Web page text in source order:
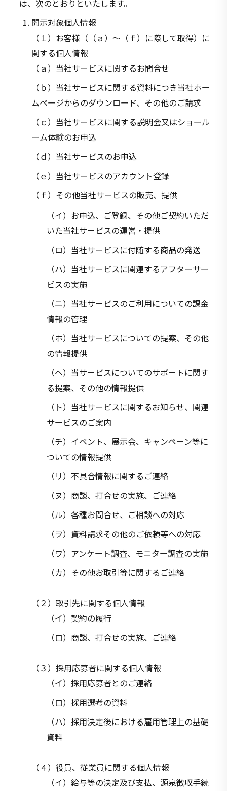
は、次のとおりといたします。
開示対象個人情報
（１）お客様（（ａ）～（ｆ）に際して取得）に
関する個人情報
（ａ）当社サービスに関するお問合せ
（ｂ）当社サービスに関する資料につき当社ホー
ムページからのダウンロード、その他のご請求
（ｃ）当社サービスに関する説明会又はショール
ーム体験のお申込
（ｄ）当社サービスのお申込
（ｅ）当社サービスのアカウント登録
（ｆ）その他当社サービスの販売、提供
（イ）お申込、ご登録、その他ご契約いただ
いた当社サービスの運営・提供
（ロ）当社サービスに付随する商品の発送
（ハ）当社サービスに関連するアフターサー
ビスの実施
（ニ）当社サービスのご利用についての課金
情報の管理
（ホ）当社サービスについての提案、その他
の情報提供
（ヘ）当サービスについてのサポートに関す
る提案、その他の情報提供
（ト）当社サービスに関するお知らせ、関連
サービスのご案内
（チ）イベント、展示会、キャンペーン等に
ついての情報提供
（リ）不具合情報に関するご連絡
（ヌ）商談、打合せの実施、ご連絡
（ル）各種お問合せ、ご相談への対応
（ヲ）資料請求その他のご依頼等への対応
（ワ）アンケート調査、モニター調査の実施
（カ）その他お取引等に関するご連絡
（２）取引先に関する個人情報
（イ）契約の履行
（ロ）商談、打合せの実施、ご連絡
（３）採用応募者に関する個人情報
（イ）採用応募者とのご連絡
（ロ）採用選考の資料
（ハ）採用決定後における雇用管理上の基礎
資料
（４）役員、従業員に関する個人情報
（イ）給与等の決定及び支払、源泉徴収手続